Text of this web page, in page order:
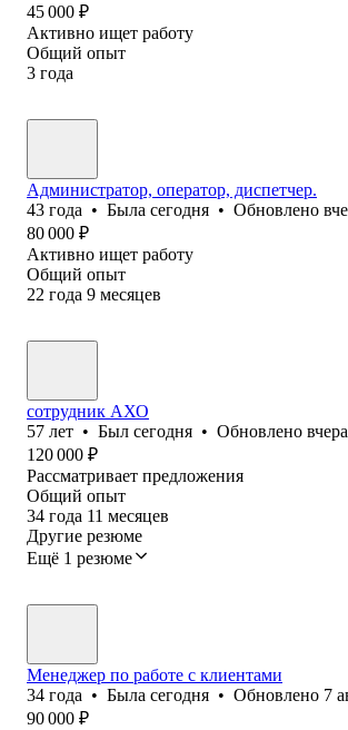
45 000 ₽
Активно ищет работу
Общий опыт
3 года
Администратор, оператор, диспетчер.
43 года • Была сегодня • Обновлено
80 000 ₽
Активно ищет работу
Общий опыт
22 года 9 месяцев
сотрудник АХО
57 лет • Был сегодня • Обновлено вчера
120 000 ₽
Рассматривает предложения
Общий опыт
34 года 11 месяцев
Другие резюме
Ещё 1 резюме
Менеджер по работе с клиентами
34 года • Была сегодня • Обновлено 7
90 000 ₽